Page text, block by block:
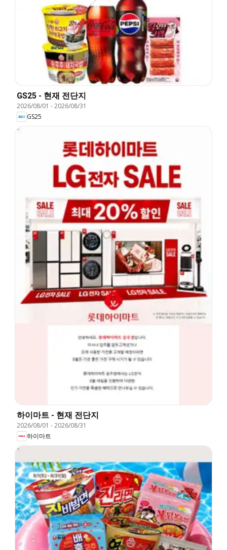
GS25 - 현재 전단지
2026/08/01 -2026/08/31
GS25
하이마트 - 현재 전단지
2026/08/01 -2026/08/31
하이마트